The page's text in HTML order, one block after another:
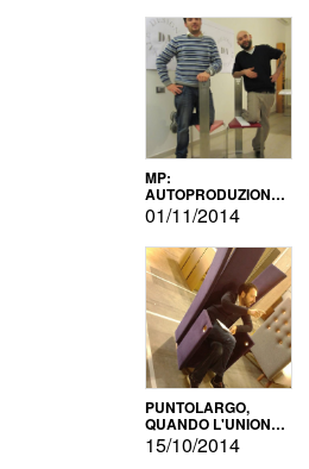
MP:
AUTOPRODUZIONE
E INNOVAZIONE
01/11/2014
PUNTOLARGO,
QUANDO L'UNIONE
FA LA FORZA E
VINCE
15/10/2014